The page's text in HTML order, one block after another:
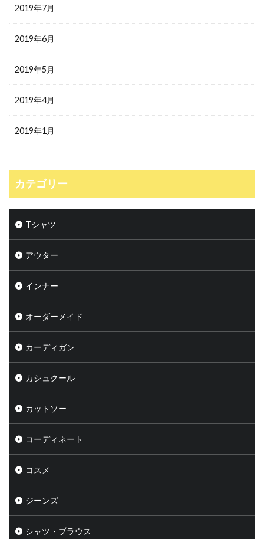
2019年7月
2019年6月
2019年5月
2019年4月
2019年1月
カテゴリー
Tシャツ
アウター
インナー
オーダーメイド
カーディガン
カシュクール
カットソー
コーディネート
コスメ
ジーンズ
シャツ・ブラウス